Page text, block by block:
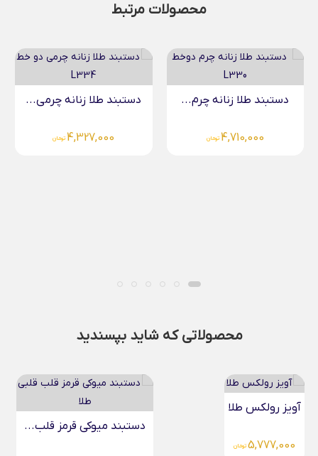
محصولات مرتبط
دستبند طلا زنانه چرم...
4,710,000 تومان
دستبند طلا زنانه چرمی...
4,327,000 تومان
محصولاتی که شاید بپسندید
آویز رولکس طلا
5,777,000 تومان
دستبند میوکی قرمز قلب...